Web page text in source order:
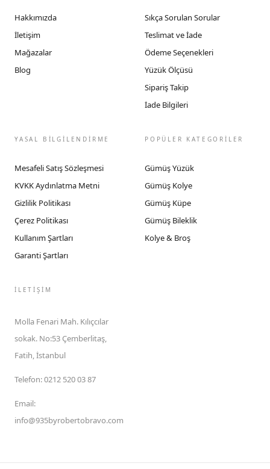
Hakkımızda
İletişim
Mağazalar
Blog
Sıkça Sorulan Sorular
Teslimat ve İade
Ödeme Seçenekleri
Yüzük Ölçüsü
Sipariş Takip
İade Bilgileri
YASAL BİLGİLENDİRME
Mesafeli Satış Sözleşmesi
KVKK Aydınlatma Metni
Gizlilik Politikası
Çerez Politikası
Kullanım Şartları
Garanti Şartları
POPÜLER KATEGORİLER
Gümüş Yüzük
Gümüş Kolye
Gümüş Küpe
Gümüş Bileklik
Kolye & Broş
İLETIŞIM
Molla Fenari Mah. Kılıçcılar
sokak. No:53 Çemberlitaş,
Fatih, İstanbul
Telefon:0212 520 03 87
Email:
info@935byrobertobravo.com